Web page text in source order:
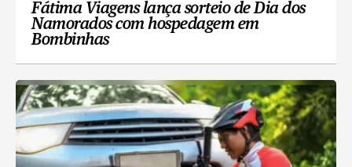
Fátima Viagens lança sorteio de Dia dos
Namorados com hospedagem em
Bombinhas